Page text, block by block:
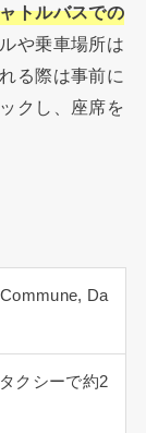
トルバスでの
や乗車場所は
る際は事前に
クし、座席を
Da
クシーで約2